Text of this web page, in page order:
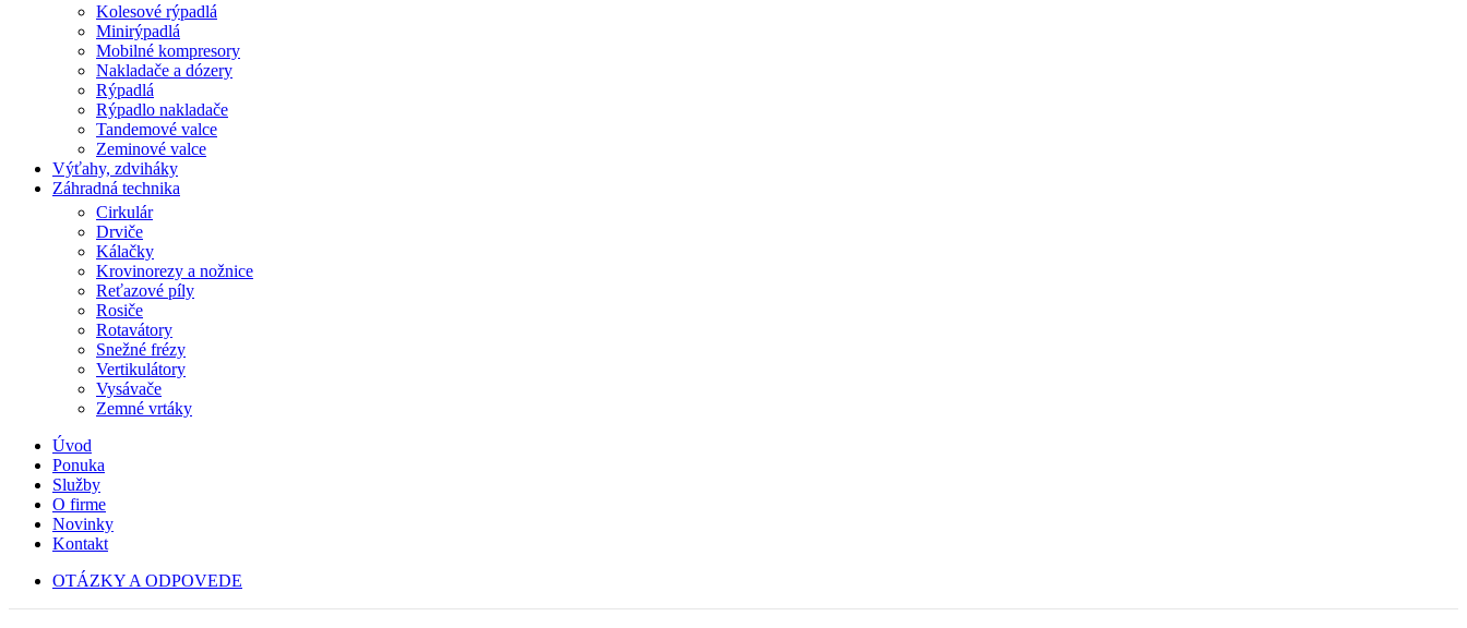
Kolesové rýpadlá
Minirýpadlá
Mobilné kompresory
Nakladače a dózery
Rýpadlá
Rýpadlo nakladače
Tandemové valce
Zeminové valce
Výťahy, zdviháky
Záhradná technika
Cirkulár
Drviče
Kálačky
Krovinorezy a nožnice
Reťazové píly
Rosiče
Rotavátory
Snežné frézy
Vertikulátory
Vysávače
Zemné vrtáky
Úvod
Ponuka
Služby
O firme
Novinky
Kontakt
OTÁZKY A ODPOVEDE